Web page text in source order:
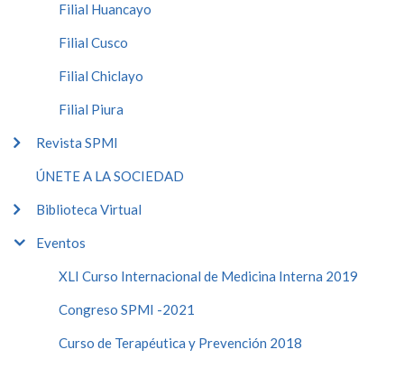
Filial Huancayo
Filial Cusco
Filial Chiclayo
Filial Piura
Revista SPMI
ÚNETE A LA SOCIEDAD
Biblioteca Virtual
Eventos
XLI Curso Internacional de Medicina Interna 2019
Congreso SPMI -2021
Curso de Terapéutica y Prevención 2018